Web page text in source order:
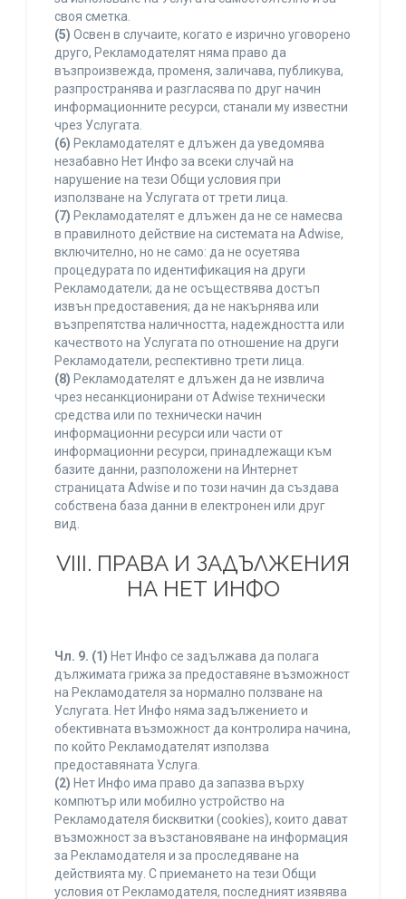
своя сметка.
(5) Освен в случаите, когато е изрично уговорено
друго, Рекламодателят няма право да
възпроизвежда, променя, заличава, публикува,
разпространява и разгласява по друг начин
информационните ресурси, станали му известни
чрез Услугата.
(6) Рекламодателят е длъжен да уведомява
незабавно Нет Инфо за всеки случай на
нарушение на тези Общи условия при
използване на Услугата от трети лица.
(7) Рекламодателят е длъжен да не се намесва
в правилното действие на системата на Adwise,
включително, но не само: да не осуетява
процедурата по идентификация на други
Рекламодатели; да не осъществява достъп
извън предоставения; да не накърнява или
възпрепятства наличността, надеждността или
качеството на Услугата по отношение на други
Рекламодатели, респективно трети лица.
(8) Рекламодателят е длъжен да не извлича
чрез несанкционирани от Adwise технически
средства или по технически начин
информационни ресурси или части от
информационни ресурси, принадлежащи към
базите данни, разположени на Интернет
страницата Adwise и по този начин да създава
собствена база данни в електронен или друг
вид.
VIII. ПРАВА И ЗАДЪЛЖЕНИЯ
НА НЕТ ИНФО
Чл. 9. (1) Нет Инфо се задължава да полага
дължимата грижа за предоставяне възможност
на Рекламодателя за нормално ползване на
Услугата. Нет Инфо няма задължението и
обективната възможност да контролира начина,
по който Рекламодателят използва
предоставяната Услуга.
(2) Нет Инфо има право да запазва върху
компютър или мобилно устройство на
Рекламодателя бисквитки (cookies), които дават
възможност за възстановяване на информация
за Рекламодателя и за проследяване на
действията му. С приемането на тези Общи
условия от Рекламодателя, последният изявява